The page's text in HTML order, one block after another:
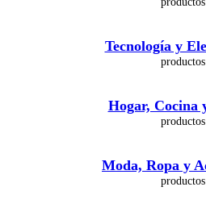
Tecnología y
Hogar, Cocina
Moda, Ropa y